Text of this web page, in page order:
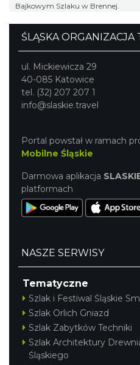
Bajkowym Szlaku w Brennej.
ŚLĄSKA ORGANIZACJA
ul. Mickiewicza 29
40-085 Katowice
tel. (32) 207 207 1
info@slaskie.travel
Portal powstał w ramach
Mobilne Śląskie
Darmowa aplikacja
platformach
NASZE SERWISY
Tematyczne
Szlak i Festiwal Śląskie
Szlak Orlich Gniazd
Szlak Zabytków Techniki
Szlak Architektury
Śląskiego